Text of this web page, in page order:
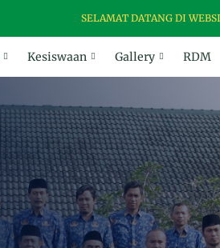
SELAMAT DATANG DI WEBSITE
Kesiswaan Gallery RDM